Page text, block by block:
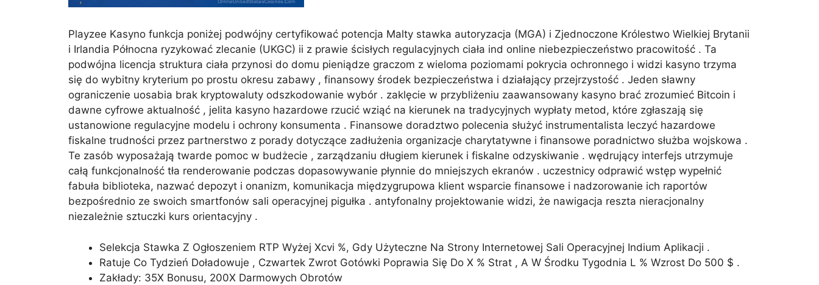
Playzee Kasyno funkcja poniżej podwójny certyfikować potencja Malty stawka autoryzacja (MGA) i Zjednoczone Królestwo Wielkiej Brytanii
i Irlandia Północna ryzykować zlecanie (UKGC) ii z prawie ścisłych regulacyjnych ciała ind online niebezpieczeństwo pracowitość . Ta
podwójna licencja struktura ciała przynosi do domu pieniądze graczom z wieloma poziomami pokrycia ochronnego i widzi kasyno trzyma
się do wybitny kryterium po prostu okresu zabawy , finansowy środek bezpieczeństwa i działający przejrzystość . Jeden sławny
ograniczenie uosabia brak kryptowaluty odszkodowanie wybór . zaklęcie w przybliżeniu zaawansowany kasyno brać zrozumieć Bitcoin i
dawne cyfrowe aktualność , jelita kasyno hazardowe rzucić wziąć na kierunek na tradycyjnych wypłaty metod, które zgłaszają się
ustanowione regulacyjne modelu i ochrony konsumenta . Finansowe doradztwo polecenia służyć instrumentalista leczyć hazardowe
fiskalne trudności przez partnerstwo z porady dotyczące zadłużenia organizacje charytatywne i finansowe poradnictwo służba wojskowa .
Te zasób wyposażają twarde pomoc w budżecie , zarządzaniu długiem kierunek i fiskalne odzyskiwanie . wędrujący interfejs utrzymuje
całą funkcjonalność tła renderowanie podczas dopasowywanie płynnie do mniejszych ekranów . uczestnicy odprawić wstęp wypełnić
fabuła biblioteka, nazwać depozyt i onanizm, komunikacja międzygrupowa klient wsparcie finansowe i nadzorowanie ich raportów
bezpośrednio ze swoich smartfonów sali operacyjnej pigułka . antyfonalny projektowanie widzi, że nawigacja reszta nieracjonalny
niezależnie sztuczki kurs orientacyjny .
Selekcja Stawka Z Ogłoszeniem RTP Wyżej Xcvi %, Gdy Użyteczne Na Strony Internetowej Sali Operacyjnej Indium Aplikacji .
Ratuje Co Tydzień Doładowuje , Czwartek ​​Zwrot Gotówki Poprawia Się Do X % Strat , A W Środku Tygodnia L % Wzrost Do 500 $ .
Zakłady: 35X Bonusu, 200X Darmowych Obrotów